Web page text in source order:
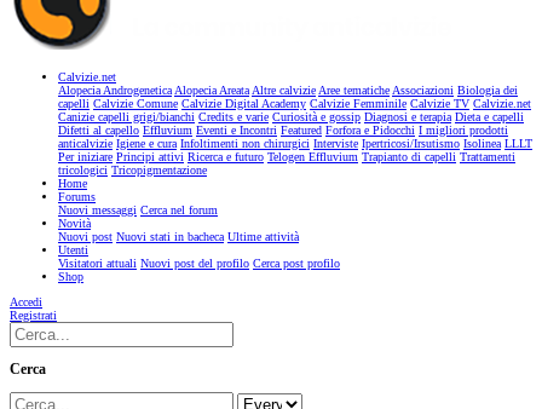
Calvizie.net
Alopecia AndrogeneticaAlopecia AreataAltre calvizieAree tematicheAssociazioni Biologia dei
capelli Calvizie Comune Calvizie Digital Academy Calvizie Femminile Calvizie TV Calvizie.net
Canizie capelli grigi/bianchi Credits e varie Curiosità e gossip Diagnosi e terapia Dieta e capelli
Difetti al capello Effluvium Eventi e Incontri Featured Forfora e Pidocchi I migliori prodotti
anticalvizie Igiene e cura Infoltimenti non chirurgici Interviste Ipertricosi/Irsutismo Isolinea LLLT
Per iniziare Principi attivi Ricerca e futuro Telogen Effluvium Trapianto di capelli Trattamenti
tricologici Tricopigmentazione
Home
Forums
Nuovi messaggi Cerca nel forum
Novità
Nuovi post Nuovi stati in bacheca Ultime attività
Utenti
Visitatori attuali Nuovi post del profilo Cerca post profilo
Shop
Accedi
Registrati
Cerca